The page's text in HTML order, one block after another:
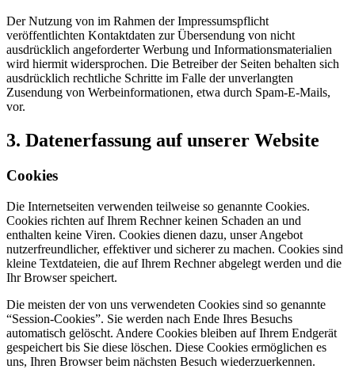
Der Nutzung von im Rahmen der Impressumspflicht
veröffentlichten Kontaktdaten zur Übersendung von nicht
ausdrücklich angeforderter Werbung und Informationsmaterialien
wird hiermit widersprochen. Die Betreiber der Seiten behalten sich
ausdrücklich rechtliche Schritte im Falle der unverlangten
Zusendung von Werbeinformationen, etwa durch Spam-E-Mails,
vor.
3. Datenerfassung auf unserer Website
Cookies
Die Internetseiten verwenden teilweise so genannte Cookies.
Cookies richten auf Ihrem Rechner keinen Schaden an und
enthalten keine Viren. Cookies dienen dazu, unser Angebot
nutzerfreundlicher, effektiver und sicherer zu machen. Cookies sind
kleine Textdateien, die auf Ihrem Rechner abgelegt werden und die
Ihr Browser speichert.
Die meisten der von uns verwendeten Cookies sind so genannte
“Session-Cookies”. Sie werden nach Ende Ihres Besuchs
automatisch gelöscht. Andere Cookies bleiben auf Ihrem Endgerät
gespeichert bis Sie diese löschen. Diese Cookies ermöglichen es
uns, Ihren Browser beim nächsten Besuch wiederzuerkennen.